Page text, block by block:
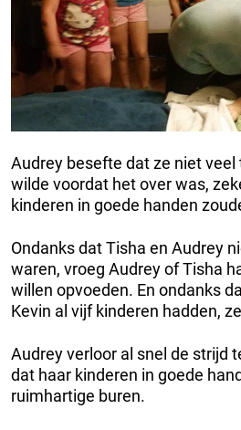
Audrey besefte dat ze niet
wilde voordat het over was,
kinderen in goede handen
Ondanks dat Tisha en Audrey
waren, vroeg Audrey of Tisha
willen opvoeden. En ondanks
Kevin al vijf kinderen hadden,
Audrey verloor al snel de strijd
dat haar kinderen in goede
ruimhartige buren.